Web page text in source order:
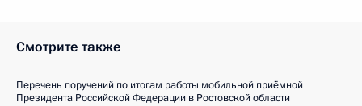
Смотрите также
Перечень поручений по итогам работы мобильной приёмной
Президента Российской Федерации в Ростовской области